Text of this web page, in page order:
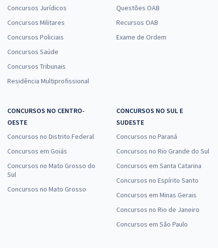
Concursos Jurídicos
Concursos Militares
Concursos Policiais
Concursos Saúde
Concursos Tribunais
Residência Multiprofissional
Questões OAB
Recursos OAB
Exame de Ordem
CONCURSOS NO CENTRO-
OESTE
Concursos no Distrito Federal
Concursos em Goiás
Concursos no Mato Grosso do
Sul
Concursos no Mato Grosso
CONCURSOS NO SUL E
SUDESTE
Concursos no Paraná
Concursos no Rio Grande do Sul
Concursos em Santa Catarina
Concursos no Espírito Santo
Concursos em Minas Gerais
Concursos no Rio de Janeiro
Concursos em São Paulo